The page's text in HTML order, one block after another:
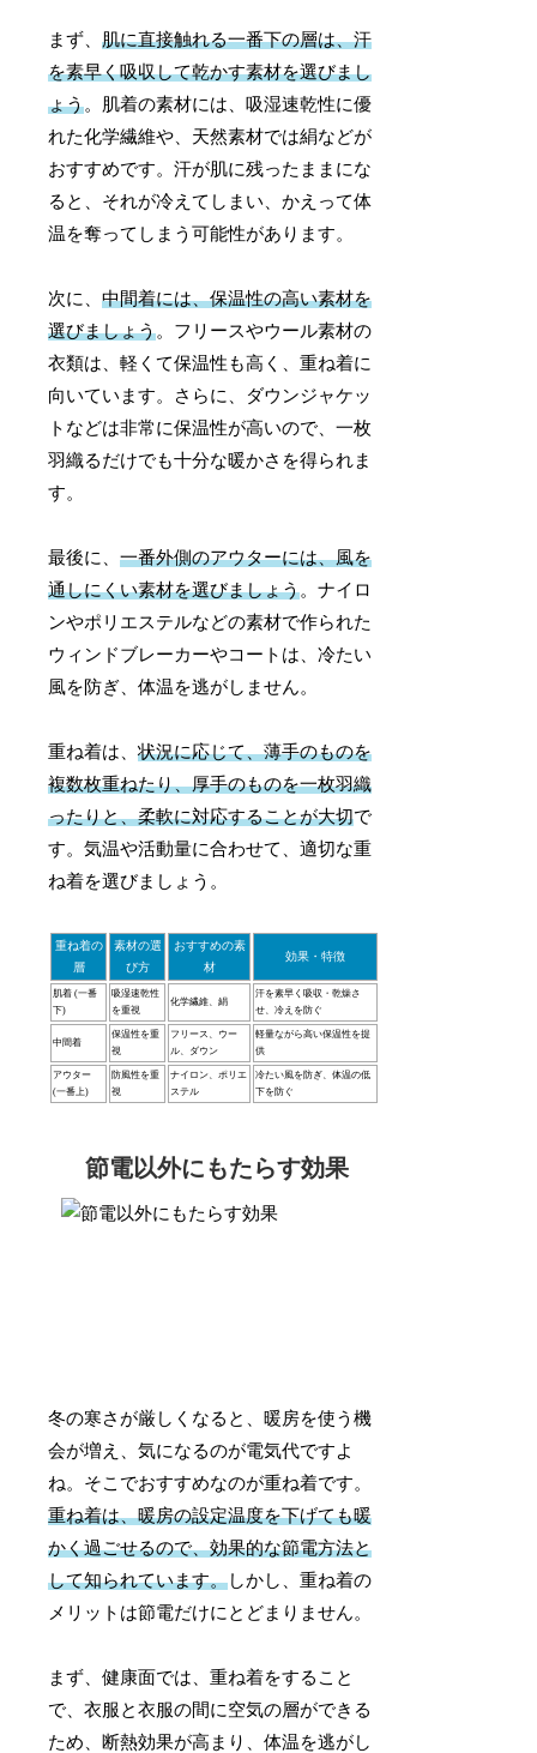
まず、肌に直接触れる一番下の層は、汗
を素早く吸収して乾かす素材を選びまし
ょう。肌着の素材には、吸湿速乾性に優
れた化学繊維や、天然素材では絹などが
おすすめです。汗が肌に残ったままにな
ると、それが冷えてしまい、かえって体
温を奪ってしまう可能性があります。
次に、中間着には、保温性の高い素材を
選びましょう。フリースやウール素材の
衣類は、軽くて保温性も高く、重ね着に
向いています。さらに、ダウンジャケッ
トなどは非常に保温性が高いので、一枚
羽織るだけでも十分な暖かさを得られま
す。
最後に、一番外側のアウターには、風を
通しにくい素材を選びましょう。ナイロ
ンやポリエステルなどの素材で作られた
ウィンドブレーカーやコートは、冷たい
風を防ぎ、体温を逃がしません。
重ね着は、状況に応じて、薄手のものを
複数枚重ねたり、厚手のものを一枚羽織
ったりと、柔軟に対応することが大切で
す。気温や活動量に合わせて、適切な重
ね着を選びましょう。
重ね着の
層
素材の選
び方
おすすめの素
材
効果・特徴
肌着 (一番
下)
吸湿速乾性
を重視
化学繊維、絹
汗を素早く吸収・乾燥さ
せ、冷えを防ぐ
中間着
保温性を重
視
フリース、ウー
ル、ダウン
軽量ながら高い保温性を提
供
アウター
(一番上)
防風性を重
視
ナイロン、ポリエ
ステル
冷たい風を防ぎ、体温の低
下を防ぐ
節電以外にもたらす効果
冬の寒さが厳しくなると、暖房を使う機
会が増え、気になるのが電気代ですよ
ね。そこでおすすめなのが重ね着です。
重ね着は、暖房の設定温度を下げても暖
かく過ごせるので、効果的な節電方法と
して知られています。しかし、重ね着の
メリットは節電だけにとどまりません。
まず、健康面では、重ね着をすること
で、衣服と衣服の間に空気の層ができる
ため、断熱効果が高まり、体温を逃がし